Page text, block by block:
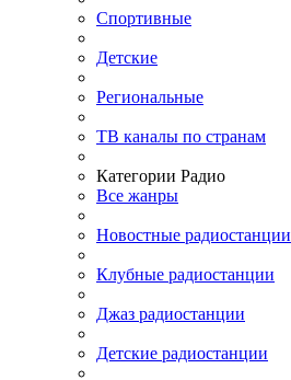
Спортивные
Детские
Региональные
ТВ каналы по странам
Категории Радио
Все жанры
Новостные радиостанции
Клубные радиостанции
Джаз радиостанции
Детские радиостанции